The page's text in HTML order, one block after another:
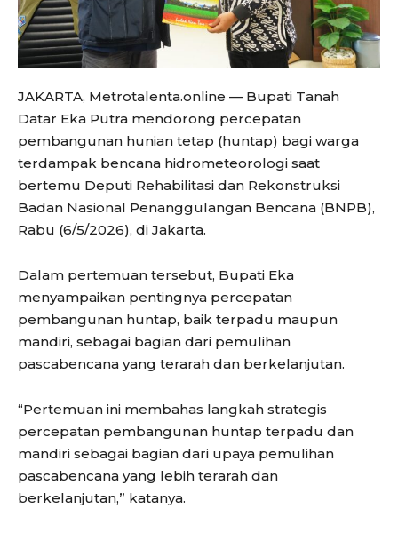
JAKARTA, Metrotalenta.online — Bupati Tanah
Datar Eka Putra mendorong percepatan
pembangunan hunian tetap (huntap) bagi warga
terdampak bencana hidrometeorologi saat
bertemu Deputi Rehabilitasi dan Rekonstruksi
Badan Nasional Penanggulangan Bencana (BNPB),
Rabu (6/5/2026), di Jakarta.
Dalam pertemuan tersebut, Bupati Eka
menyampaikan pentingnya percepatan
pembangunan huntap, baik terpadu maupun
mandiri, sebagai bagian dari pemulihan
pascabencana yang terarah dan berkelanjutan.
“Pertemuan ini membahas langkah strategis
percepatan pembangunan huntap terpadu dan
mandiri sebagai bagian dari upaya pemulihan
pascabencana yang lebih terarah dan
berkelanjutan,” katanya.